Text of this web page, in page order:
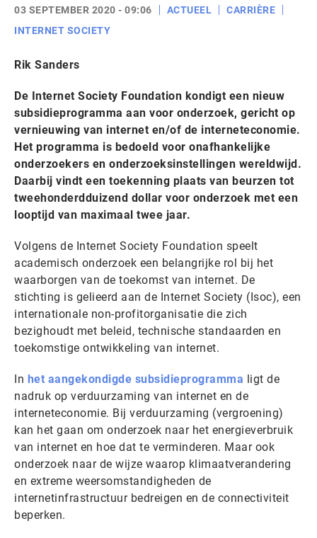
03 SEPTEMBER 2020 - 09:06 ACTUEEL
CARRIÈRE
INTERNET SOCIETY
Rik Sanders
De Internet Society Foundation kondigt een nieuw
subsidieprogramma aan voor onderzoek, gericht op
vernieuwing van internet en/of de interneteconomie.
Het programma is bedoeld voor onafhankelijke
onderzoekers en onderzoeksinstellingen wereldwijd.
Daarbij vindt een toekenning plaats van beurzen tot
tweehonderdduizend dollar voor onderzoek met een
looptijd van maximaal twee jaar.
Volgens de Internet Society Foundation speelt
academisch onderzoek een belangrijke rol bij het
waarborgen van de toekomst van internet. De
stichting is gelieerd aan de Internet Society (Isoc), een
internationale non-profitorganisatie die zich
bezighoudt met beleid, technische standaarden en
toekomstige ontwikkeling van internet.
In het aangekondigde subsidieprogramma ligt de
nadruk op verduurzaming van internet en de
interneteconomie. Bij verduurzaming (vergroening)
kan het gaan om onderzoek naar het energieverbruik
van internet en hoe dat te verminderen. Maar ook
onderzoek naar de wijze waarop klimaatverandering
en extreme weersomstandigheden de
internetinfrastructuur bedreigen en de connectiviteit
beperken.